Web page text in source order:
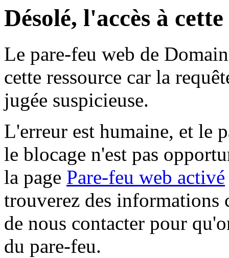
Désolé, l'accès à
Le pare-feu web de
cette ressource car la
jugée suspicieuse.
L'erreur est humaine, et le
le blocage n'est pas
la page Pare-feu web activé
trouverez des informations
de nous contacter pour
du pare-feu.